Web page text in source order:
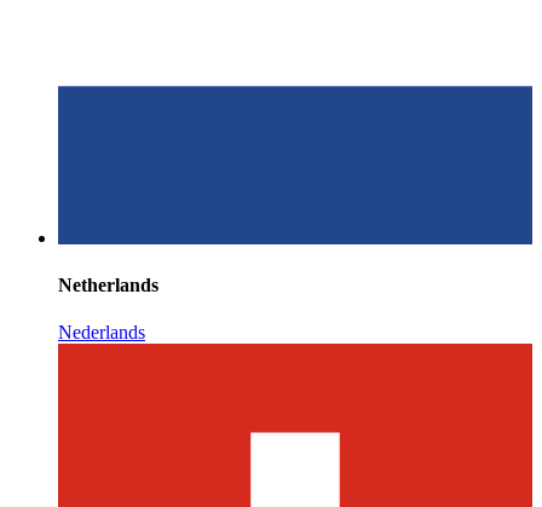
Netherlands
Nederlands